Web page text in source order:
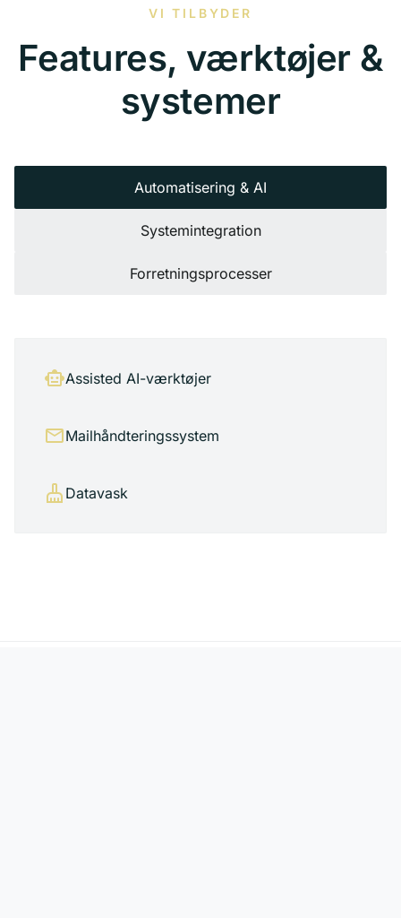
VI TILBYDER
Features, værktøjer &
systemer
Automatisering & AI
Systemintegration
Forretningsprocesser
smart_toyAssisted AI-værktøjer
mailMailhåndteringssystem
cleaning_services Datavask